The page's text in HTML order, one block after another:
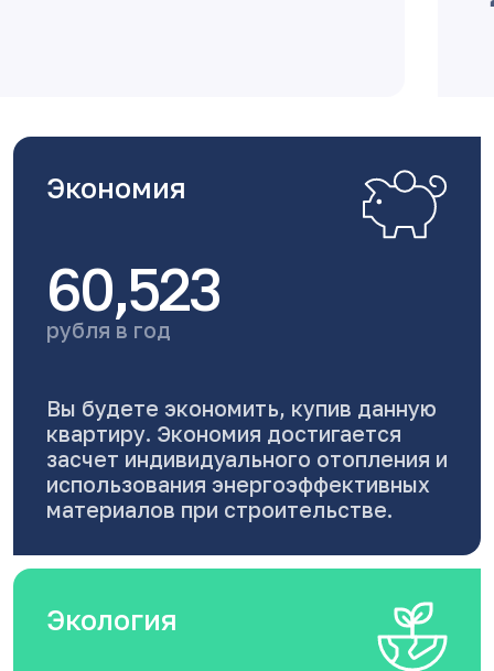
Экономия
60,523
рубля в год
Вы будете экономить, купив данную
квартиру. Экономия достигается
засчет индивидуального отопления и
использования энергоэффективных
материалов при строительстве.
Экология